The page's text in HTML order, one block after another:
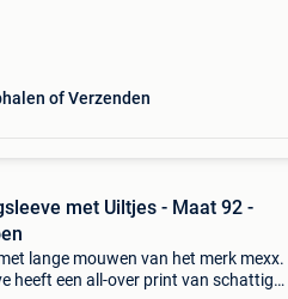
of Verzenden
met Uiltjes - Maat 92 -
lange mouwen van het merk mexx.
heeft een all-over print van schattige